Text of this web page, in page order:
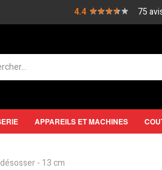
4.4 ★★★★★
★★★★★ 75
APPAREILS ET MACHINES
- 13 cm